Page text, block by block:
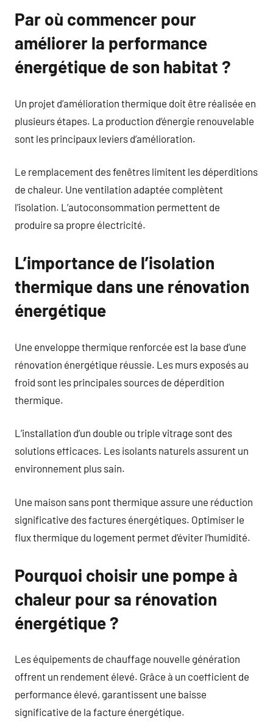
Par où commencer pour
améliorer la performance
énergétique de son habitat ?
Un projet d’amélioration thermique doit être réalisée en
plusieurs étapes. La production d’énergie renouvelable
sont les principaux leviers d’amélioration.
Le remplacement des fenêtres limitent les déperditions
de chaleur. Une ventilation adaptée complètent
l’isolation. L’autoconsommation permettent de
produire sa propre électricité.
L’importance de l’isolation
thermique dans une rénovation
énergétique
Une enveloppe thermique renforcée est la base d’une
rénovation énergétique réussie. Les murs exposés au
froid sont les principales sources de déperdition
thermique.
L’installation d’un double ou triple vitrage sont des
solutions efficaces. Les isolants naturels assurent un
environnement plus sain.
Une maison sans pont thermique assure une réduction
significative des factures énergétiques. Optimiser le
flux thermique du logement permet d’éviter l’humidité.
Pourquoi choisir une pompe à
chaleur pour sa rénovation
énergétique ?
Les équipements de chauffage nouvelle génération
offrent un rendement élevé. Grâce à un coefficient de
performance élevé, garantissent une baisse
significative de la facture énergétique.